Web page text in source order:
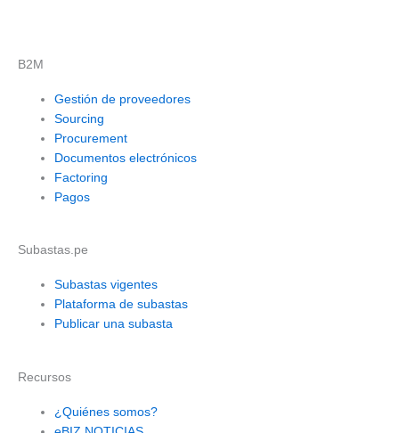
B2M
Gestión de proveedores
Sourcing
Procurement
Documentos electrónicos
Factoring
Pagos
Subastas.pe
Subastas vigentes
Plataforma de subastas
Publicar una subasta
Recursos
¿Quiénes somos?